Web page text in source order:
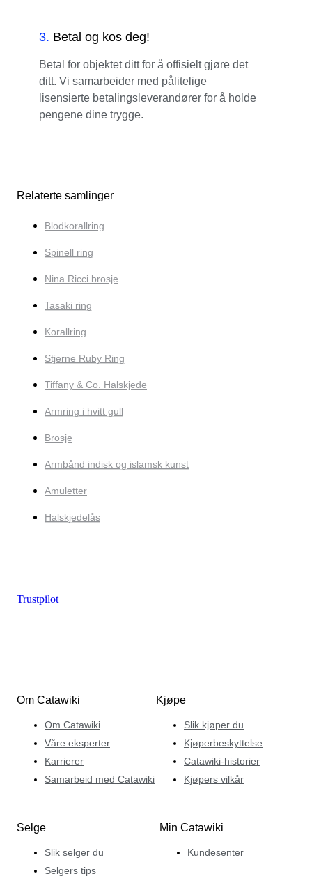
3. Betal og kos deg!
Betal for objektet ditt for å offisielt gjøre det
ditt. Vi samarbeider med pålitelige
lisensierte betalingsleverandører for å holde
pengene dine trygge.
Relaterte samlinger
Blodkorallring
Spinell ring
Nina Ricci brosje
Tasaki ring
Korallring
Stjerne Ruby Ring
Tiffany & Co. Halskjede
Armring i hvitt gull
Brosje
Armbånd indisk og islamsk kunst
Amuletter
Halskjedelås
Trustpilot
Om Catawiki
Om Catawiki
Våre eksperter
Karrierer
Samarbeid med Catawiki
Kjøpe
Slik kjøper du
Kjøperbeskyttelse
Catawiki-historier
Kjøpers vilkår
Selge
Slik selger du
Selgers tips
Min Catawiki
Kundesenter